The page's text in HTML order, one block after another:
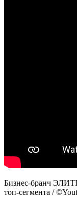
Бизнес-бранч
топ-сегмента /